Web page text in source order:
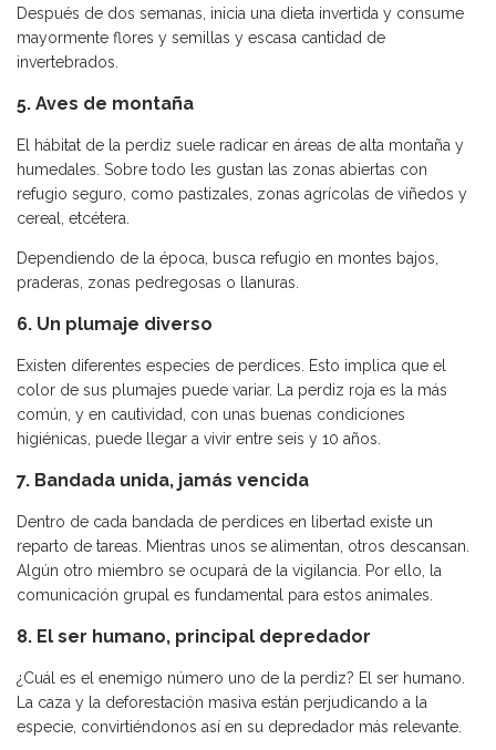
Después de dos semanas, inicia una dieta invertida y consume
mayormente flores y semillas y escasa cantidad de
invertebrados.
5. Aves de montaña
El hábitat de la perdiz suele radicar en áreas de alta montaña y
humedales. Sobre todo les gustan las zonas abiertas con
refugio seguro, como pastizales, zonas agrícolas de viñedos y
cereal, etcétera.
Dependiendo de la época, busca refugio en montes bajos,
praderas, zonas pedregosas o llanuras.
6. Un plumaje diverso
Existen diferentes especies de perdices. Esto implica que el
color de sus plumajes puede variar. La perdiz roja es la más
común, y en cautividad, con unas buenas condiciones
higiénicas, puede llegar a vivir entre seis y 10 años.
7. Bandada unida, jamás vencida
Dentro de cada bandada de perdices en libertad existe un
reparto de tareas. Mientras unos se alimentan, otros descansan.
Algún otro miembro se ocupará de la vigilancia. Por ello, la
comunicación grupal es fundamental para estos animales.
8. El ser humano, principal depredador
¿Cuál es el enemigo número uno de la perdiz? El ser humano.
La caza y la deforestación masiva están perjudicando a la
especie, convirtiéndonos así en su depredador más relevante.